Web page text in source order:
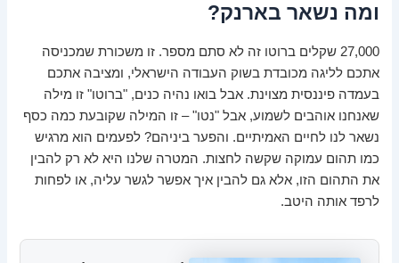
ומה נשאר בארנק?
27,000 שקלים ברוטו זה לא סתם מספר. זו משכורת שמכניסה
אתכם לליגה מכובדת בשוק העבודה הישראלי, ומציבה אתכם
בעמדה פיננסית מצוינת. אבל בואו נהיה כנים, "ברוטו" זו מילה
שאנחנו אוהבים לשמוע, אבל "נטו" – זו המילה שקובעת כמה כסף
נשאר לנו לחיים האמיתיים. והפער ביניהם? לפעמים הוא מרגיש
כמו תהום עמוקה שקשה לחצות. המטרה שלנו היא לא רק להבין
את התהום הזו, אלא גם להבין איך אפשר לגשר עליה, או לפחות
לרפד אותה היטב.